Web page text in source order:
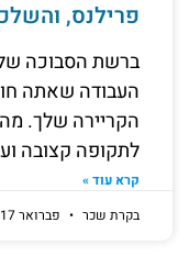
פרילנס,
ברשת הסבוכה של
העבודה שאתה
הקריירה שלך.
לתקופה קצובה
קרא עוד »
בקרת שכר
פברואר 17, 2025